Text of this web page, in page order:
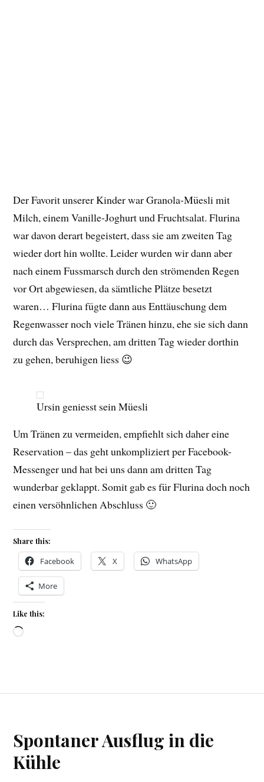
Der Favorit unserer Kinder war Granola-Müesli mit
Milch, einem Vanille-Joghurt und Fruchtsalat. Flurina
war davon derart begeistert, dass sie am zweiten Tag
wieder dort hin wollte. Leider wurden wir dann aber
nach einem Fussmarsch durch den strömenden Regen
vor Ort abgewiesen, da sämtliche Plätze besetzt
waren… Flurina fügte dann aus Enttäuschung dem
Regenwasser noch viele Tränen hinzu, ehe sie sich dann
durch das Versprechen, am dritten Tag wieder dorthin
zu gehen, beruhigen liess 😉
Ursin geniesst sein Müesli
Um Tränen zu vermeiden, empfiehlt sich daher eine
Reservation – das geht unkompliziert per Facebook-
Messenger und hat bei uns dann am dritten Tag
wunderbar geklappt. Somit gab es für Flurina doch noch
einen versöhnlichen Abschluss 🙂
Share this:
Facebook X WhatsApp
More
Like this:
Loading…
Spontaner Ausflug in die
Kühle